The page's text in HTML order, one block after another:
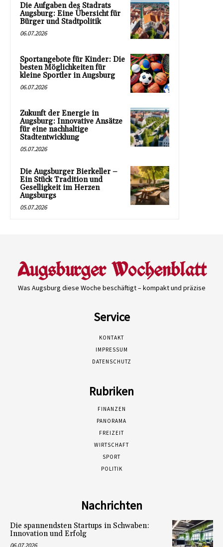
Die Aufgaben des Stadrats
Augsburg: Eine Übersicht für
Bürger und Stadtpolitik
06.07.2026
Sportangebote für Kinder: Die
besten Möglichkeiten für
kleine Sportler in Augsburg
06.07.2026
Zukunft der Energie in
Augsburg: Innovative Ansätze
für eine nachhaltige
Stadtentwicklung
05.07.2026
Die Augsburger Bierkeller –
Ein Stück Tradition und
Geselligkeit im Herzen
Augsburgs
05.07.2026
Was Augsburg diese Woche beschäftigt – kompakt und präzise
Service
KONTAKT
IMPRESSUM
DATENSCHUTZ
Rubriken
FINANZEN
PANORAMA
FREIZEIT
WIRTSCHAFT
SPORT
POLITIK
Nachrichten
Die spannendsten Startups in Schwaben:
Innovation und Erfolg